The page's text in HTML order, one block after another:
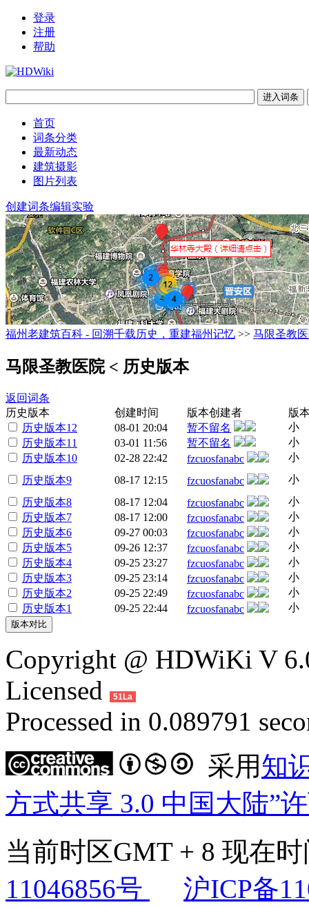
登录
注册
帮助
首页
词条分类
最新动态
建筑摄影
图片列表
创建词条编辑实验
福州老建筑百科 - 回溯千载历史，重建福州记忆 >> 马限圣教
马限圣教医院< 历史版本
返回词条
历史版本
创建时间 版本创建者
版
历史版本12
08-01 20:04 暂不留名
小
历史版本11
03-01 11:56 暂不留名
小
历史版本10
02-28 22:42 fzcuosfanabc
小
历史版本9
08-17 12:15 fzcuosfanabc
小
历史版本8
08-17 12:04 fzcuosfanabc
小
历史版本7
08-17 12:00 fzcuosfanabc
小
历史版本6
09-27 00:03 fzcuosfanabc
小
历史版本5
09-26 12:37 fzcuosfanabc
小
历史版本4
09-25 23:27 fzcuosfanabc
小
历史版本3
09-25 23:14 fzcuosfanabc
小
历史版本2
09-25 22:49 fzcuosfanabc
小
历史版本1
09-25 22:44 fzcuosfanabc 小
Copyright @ HDWiKi V
Licensed
51La
Processed in 0.089791
采用知
方式共享 3.0 中国大陆”
当前时区GMT + 8 现在
11046856号
沪ICP备